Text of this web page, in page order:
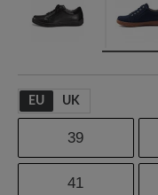
EU UK
39
41